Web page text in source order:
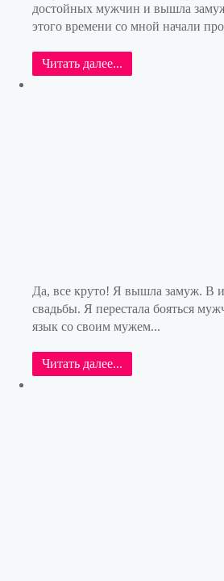
достойных мужчин и вышла
этого времени со мной начали
Читать далее...
Да, все круто! Я вышла замуж. В
свадьбы. Я перестала бояться
язык со своим мужем...
Читать далее...